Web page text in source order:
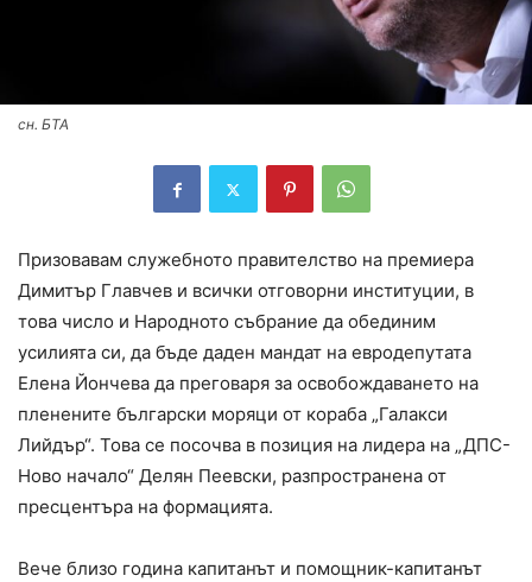
сн. БТА
Призовавам служебното правителство на премиера
Димитър Главчев и всички отговорни институции, в
това число и Народното събрание да обединим
усилията си, да бъде даден мандат на евродепутата
Елена Йончева да преговаря за освобождаването на
пленените български моряци от кораба „Галакси
Лийдър“. Това се посочва в позиция на лидера на „ДПС-
Ново начало“ Делян Пеевски, разпространена от
пресцентъра на формацията.
Вече близо година капитанът и помощник-капитанът